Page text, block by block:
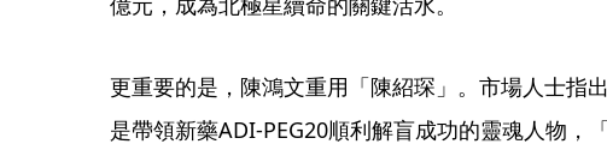
更重要的是，陳鴻文重用「陳紹琛」。市場人士指
是帶領新藥ADI-PEG20順利解盲成功的靈魂人物，